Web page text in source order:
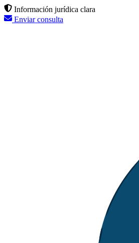
Información jurídica clara
Enviar consulta